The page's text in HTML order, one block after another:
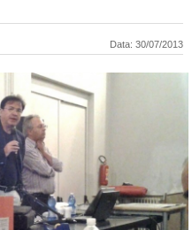
Data: 30/07/2013